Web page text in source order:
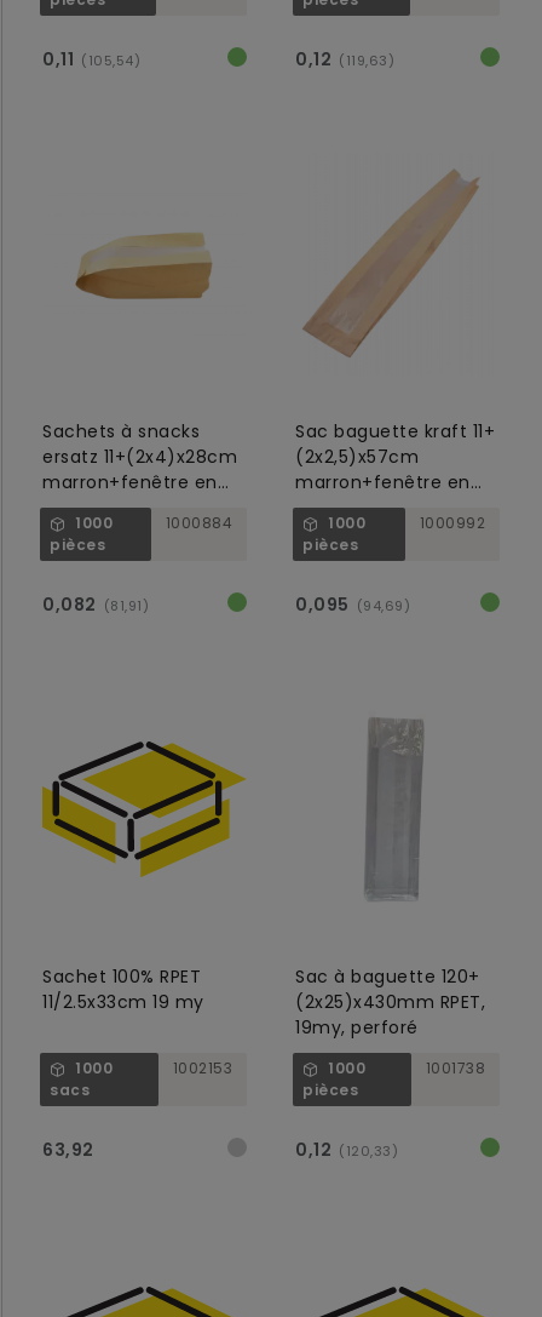
0,11 (105,54) 0,12 (119,63)
Sachets à snacks
ersatz 11+(2x4)x28cm
marron+fenêtre en
papier
1000
pièces
1000884
0,082 (81,91)
Sac baguette kraft 11+
(2x2,5)x57cm
marron+fenêtre en
papier
1000
pièces
1000992
0,095 (94,69)
Sachet 100% RPET
11/2.5x33cm 19 my
1000
sacs
1002153
63,92
Sac à baguette 120+
(2x25)x430mm RPET,
19my, perforé
1000
pièces
1001738
0,12 (120,33)